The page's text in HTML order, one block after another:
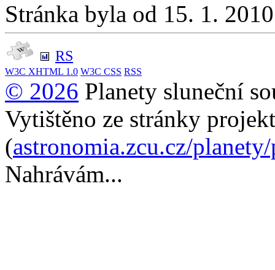
Stránka byla od 15. 1.
RS
W3C XHTML 1.0 W3C CSS RSS
© 2026 Planety sluneční
Vytištěno ze stránky
(astronomia.zcu.cz/
Nahrávám...